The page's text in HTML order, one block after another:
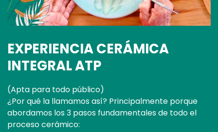
EXPERIENCIA CERÁMICA
INTEGRAL ATP
(Apta para todo público)
¿Por qué la llamamos así? Principalmente porque
abordamos los 3 pasos fundamentales de todo el
proceso cerámico: